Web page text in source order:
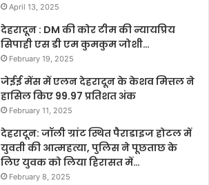
April 13, 2025
देहरादून : DM की कोर टीम की न्यायप्रिय
सिपाही एस डी एम कुमकुम जोशी…
February 19, 2025
जेईई मेंस में एलन देहरादून के केशव मित्तल ने
हासिल किए 99.97 प्रतिशत अंक
February 11, 2025
देहरादून: जॉली ग्रांट स्थित पैराडाइज होटल में
युवती की आत्महत्या, पुलिस ने पूछताछ के
लिए युवक को लिया हिरासत में…
February 8, 2025